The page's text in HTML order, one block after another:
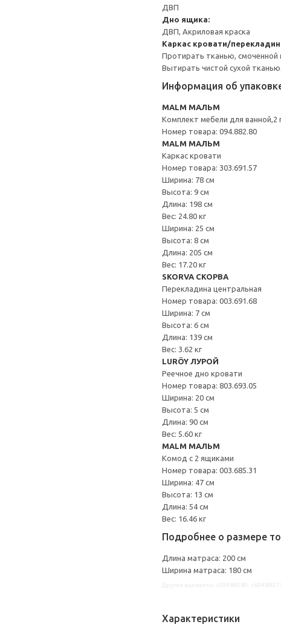
ДВП
Дно ящика:
ДВП, Акриловая краска
Каркас кровати/
Протирать тканью,
Вытирать чистой сухой тканью.
Информация об
MALM МАЛЬМ
Комплект мебели для ванной,2
Номер товара: 094.882.80
MALM МАЛЬМ
Каркас кровати
Номер товара: 303.691.57
Ширина: 78 см
Высота: 9 см
Длина: 198 см
Вес: 24.80 кг
Ширина: 25 см
Высота: 8 см
Длина: 205 см
Вес: 17.20 кг
SKORVA СКОРВА
Перекладина центральная
Номер товара: 003.691.68
Ширина: 7 см
Высота: 6 см
Длина: 139 см
Вес: 3.62 кг
LURÖY ЛУРОЙ
Реечное дно кровати
Номер товара: 803.693.05
Ширина: 20 см
Высота: 5 см
Длина: 90 см
Вес: 5.60 кг
MALM МАЛЬМ
Комод с 2 ящиками
Номер товара: 003.685.31
Ширина: 47 см
Высота: 13 см
Длина: 54 см
Вес: 16.46 кг
Подробнее о размере
Длина матраса: 200 см
Ширина матраса: 180 см
Характеристики